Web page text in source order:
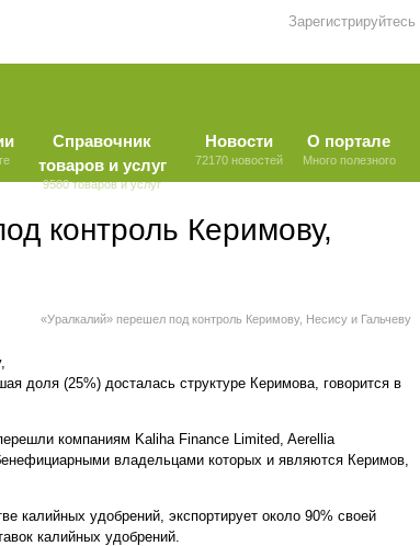
Справочник
товаров и услуг
9580 товаров и услуг
Новости
72170 новостей
О портале
Много полезного
контроль Керимову,
«Уралкалий» перешел под контроль Керимову, Несису и Гальчеву
доля (25%) досталась структуре Керимова, говорится в
компаниям Kaliha Finance Limited, Aerellia
владельцами которых и являются Керимов,
калийных удобрений, экспортирует около 90% своей
калийных удобрений.